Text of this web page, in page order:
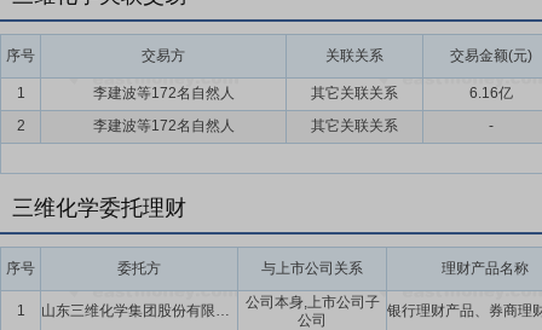
序号 交易方 关联关系 交易金额(元)
1 李建波等172名自然人 其它关联关系
6.16亿
2
李建波等172名自然人 其它关联关系 -
三维化学委托理财
序号 委托方 与上市公司关系 理财产品名称
1 山东三维化学集团股份有限公司及子公司
公司本身,上市公司子
公司